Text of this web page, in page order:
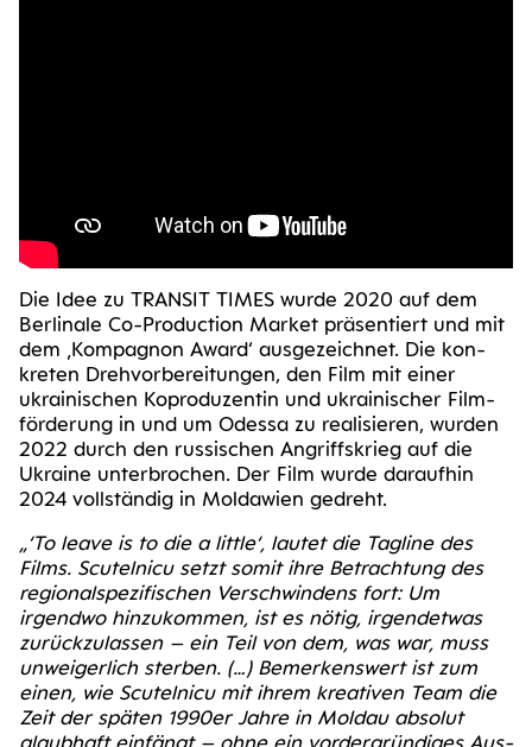
Die Idee zu TRAN­SIT TIMES wur­de 2020 auf dem
Ber­li­na­le Co-Pro­duc­tion Mar­ket prä­sen­tiert und mit
dem ‚Kom­pa­gnon Award‘ aus­ge­zeich­net. Die kon­
kre­ten Dreh­vor­be­rei­tun­gen, den Film mit einer
ukrai­ni­schen Kopro­du­zen­tin und ukrai­ni­scher Film­
för­de­rung in und um Odes­sa zu rea­li­sie­ren, wur­den
2022 durch den rus­si­schen Angriffs­krieg auf die
Ukrai­ne unter­bro­chen. Der Film wur­de dar­auf­hin
2024 voll­stän­dig in Mol­da­wi­en gedreht.
„‘To lea­ve is to die a litt­le‘, lau­tet die Tag­li­ne des
Films. Scu­tel­ni­cu setzt somit ihre Betrach­tung des
regio­nal­spe­zi­fi­schen Ver­schwin­dens fort: Um
irgend­wo hin­zu­kom­men, ist es nötig, irgend­et­was
zurück­zu­las­sen – ein Teil von dem, was war, muss
unwei­ger­lich ster­ben. (…) Bemer­kens­wert ist zum
einen, wie Scu­tel­ni­cu mit ihrem krea­ti­ven Team die
Zeit der spä­ten 1990er Jah­re in Mol­dau abso­lut